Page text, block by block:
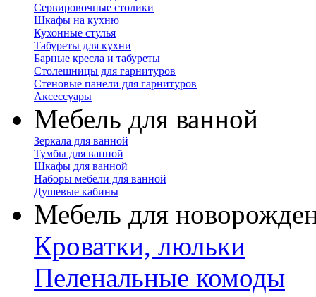
Сервировочные столики
Шкафы на кухню
Кухонные стулья
Табуреты для кухни
Барные кресла и табуреты
Столешницы для гарнитуров
Стеновые панели для гарнитуров
Аксессуары
Мебель для ванной
Зеркала для ванной
Тумбы для ванной
Шкафы для ванной
Наборы мебели для ванной
Душевые кабины
Мебель для
Кроватки, люльки
Пеленальные комоды